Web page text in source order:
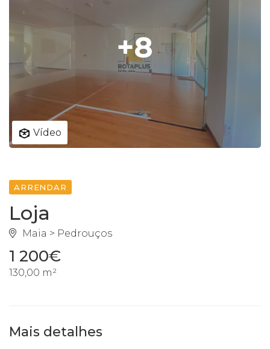
Vídeo
+8
ARRENDAR
Loja
Maia > Pedrouços
1 200€
130,00 m²
Mais detalhes